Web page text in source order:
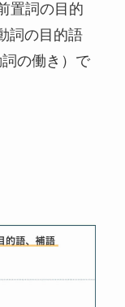
置詞の目的
詞の目的語
詞の働き）で